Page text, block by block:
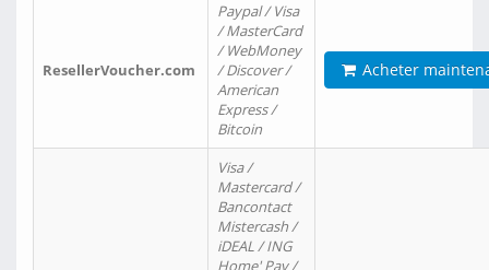
ResellerVoucher.com
Paypal / Visa
/ MasterCard
/ WebMoney
/ Discover /
American
Express /
Bitcoin
Acheter
Visa /
Mastercard /
Bancontact
Mistercash /
iDEAL / ING
Home' Pay /